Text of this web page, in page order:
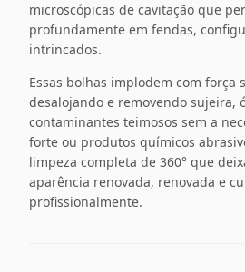
microscópicas de cavitação que
profundamente em fendas,
intrincados.
Essas bolhas implodem com força
desalojando e removendo sujeira,
contaminantes teimosos sem a
forte ou produtos químicos
limpeza completa de 360° que
aparência renovada, renovada e
profissionalmente.